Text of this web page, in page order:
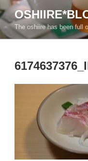
ン
テ
ン
The oshiire has been full